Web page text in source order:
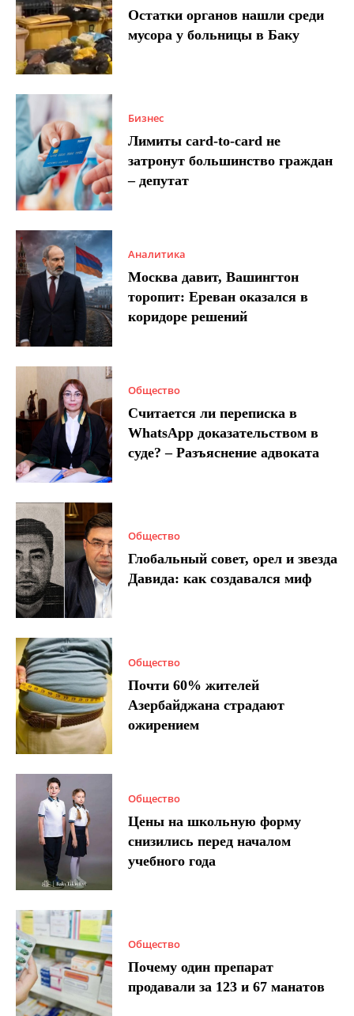
Остатки органов нашли среди
мусора у больницы в Баку
Бизнес
Лимиты card-to-card не
затронут большинство граждан
– депутат
Аналитика
Москва давит, Вашингтон
торопит: Ереван оказался в
коридоре решений
Общество
Считается ли переписка в
WhatsApp доказательством в
суде? – Разъяснение адвоката
Общество
Глобальный совет, орел и звезда
Давида: как создавался миф
Общество
Почти 60% жителей
Азербайджана страдают
ожирением
Общество
Цены на школьную форму
снизились перед началом
учебного года
Общество
Почему один препарат
продавали за 123 и 67 манатов